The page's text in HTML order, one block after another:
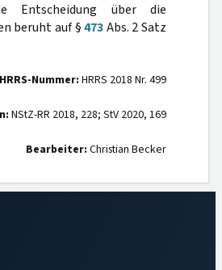
Entscheidung über die
beruht auf §473Abs. 2 Satz
HRRS-Nummer: HRRS 2018 Nr. 499
NStZ-RR 2018, 228; StV 2020, 169
Bearbeiter: Christian Becker